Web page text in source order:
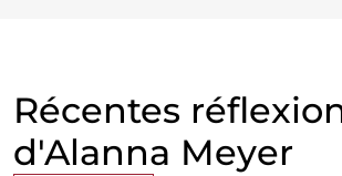
Récentes
d'Alanna Meyer